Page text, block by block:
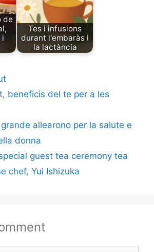
de
i
Tes i infusions
durant l'embaràs i
la lactància
, beneficis del te per a les
allearono per la salute e
donna
guest tea ceremony tea
chef, Yui Ishizuka